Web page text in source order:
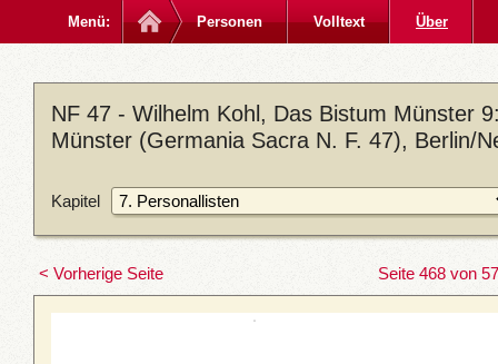
Menü: Personen Volltext Über
NF 47 - Wilhelm Kohl, Das Bistum Münster
Münster (Germania Sacra N. F. 47), Berlin/
Kapitel
< Vorherige Seite Seite 468 von